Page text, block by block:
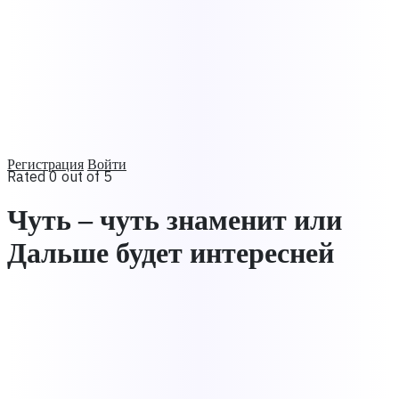
Регистрация Войти
Rated 0 out of 5
Чуть – чуть знаменит или
Дальше будет интересней